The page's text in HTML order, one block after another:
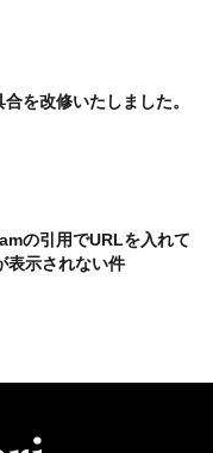
を改修いたしました。
の引用でURLを入れて
表示されない件